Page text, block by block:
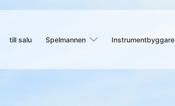
till salu Spelmannen